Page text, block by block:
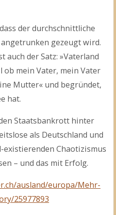
der durchschnittliche
gezeugt wird.
auch der Satz: »Vaterland
ob mein Vater, mein Vater
Mutter« und begründet,
hat.
Staatsbankrott hinter
als Deutschland und
Chaotizismus
– und das mit Erfolg.
ausland/europa/Mehr-
25977893